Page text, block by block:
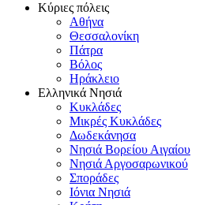
Κύριες πόλεις
Αθήνα
Θεσσαλονίκη
Πάτρα
Βόλος
Ηράκλειο
Ελληνικά Νησιά
Κυκλάδες
Μικρές Κυκλάδες
Δωδεκάνησα
Νησιά Βορείου Αιγαίου
Νησιά Αργοσαρωνικού
Σποράδες
Ιόνια Νησιά